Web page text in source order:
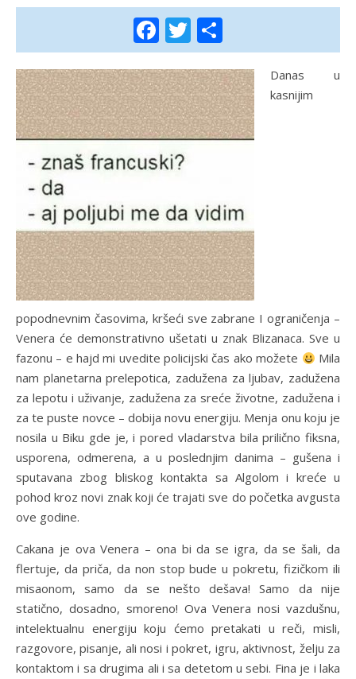
Facebook
Twitter
Danas u
kasnijim
popodnevnim časovima, kršeći sve zabrane I ograničenja –
Venera će demonstrativno ušetati u znak Blizanaca. Sve u
fazonu – e hajd mi uvedite policijski čas ako možete
Mila
nam planetarna prelepotica, zadužena za ljubav, zadužena
za lepotu i uživanje, zadužena za sreće životne, zadužena i
za te puste novce – dobija novu energiju. Menja onu koju je
nosila u Biku gde je, i pored vladarstva bila prilično fiksna,
usporena, odmerena, a u poslednjim danima – gušena i
sputavana zbog bliskog kontakta sa Algolom i kreće u
pohod kroz novi znak koji će trajati sve do početka avgusta
ove godine.
Cakana je ova Venera – ona bi da se igra, da se šali, da
flertuje, da priča, da non stop bude u pokretu, fizičkom ili
misaonom, samo da se nešto dešava! Samo da nije
statično, dosadno, smoreno! Ova Venera nosi vazdušnu,
intelektualnu energiju koju ćemo pretakati u reči, misli,
razgovore, pisanje, ali nosi i pokret, igru, aktivnost, želju za
kontaktom i sa drugima ali i sa detetom u sebi. Fina je i laka